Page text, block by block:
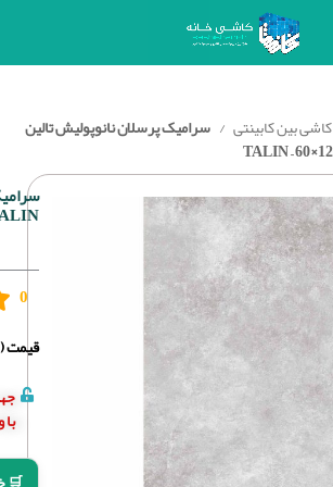
کاشی بین کابینتی سرامیک پرسلان نانوپولیش تالین
0
قیمت